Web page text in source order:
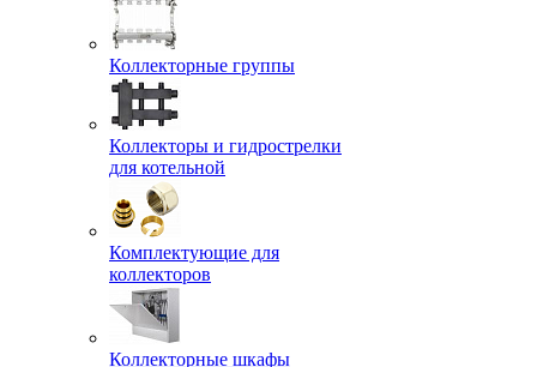
Коллекторные группы
Коллекторы и гидрострелки
для котельной
Комплектующие для
коллекторов
Коллекторные шкафы